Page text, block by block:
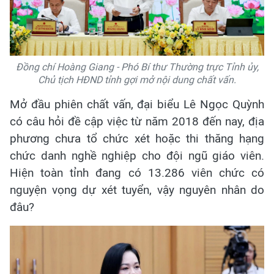
Đồng chí Hoàng Giang - Phó Bí thư Thường trực Tỉnh ủy,
Chủ tịch HĐND tỉnh gợi mở nội dung chất vấn.
Mở đầu phiên chất vấn, đại biểu Lê Ngọc Quỳnh
có câu hỏi đề cập việc từ năm 2018 đến nay, địa
phương chưa tổ chức xét hoặc thi thăng hạng
chức danh nghề nghiệp cho đội ngũ giáo viên.
Hiện toàn tỉnh đang có 13.286 viên chức có
nguyện vọng dự xét tuyển, vậy nguyên nhân do
đâu?